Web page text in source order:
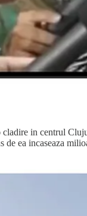
cladire in centrul
de ea incaseaza